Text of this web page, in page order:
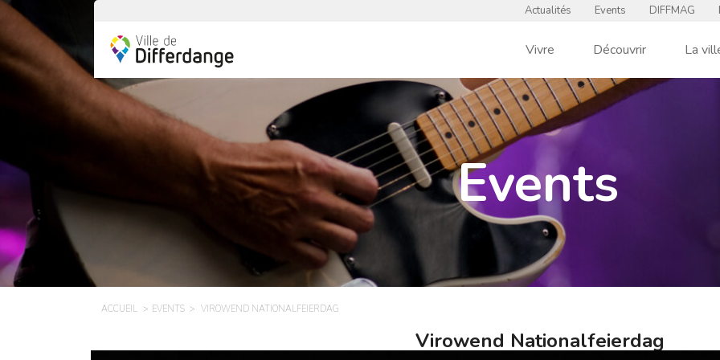
Actualités Events DIFFMAG
Vivre Découvrir La
Events
ACCUEIL EVENTS VIROWEND NATIONALFEIERDAG
Virowend Nationalfeierdag